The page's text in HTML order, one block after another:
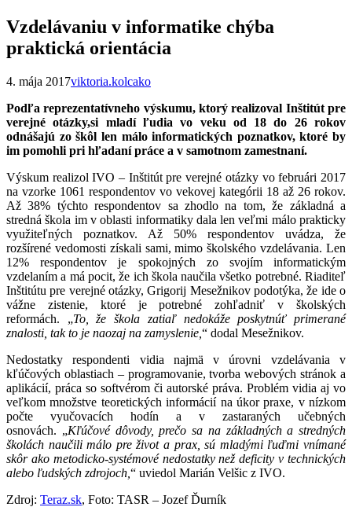
Vzdelávaniu v informatike chýba
praktická orientácia
4. mája 2017viktoria.kolcako
Podľa reprezentatívneho výskumu, ktorý realizoval Inštitút pre
verejné otázky,si mladí ľudia vo veku od 18 do 26 rokov
odnášajú zo škôl len málo informatických poznatkov, ktoré by
im pomohli pri hľadaní práce a v samotnom zamestnaní.
Výskum realizol IVO – Inštitút pre verejné otázky vo februári 2017
na vzorke 1061 respondentov vo vekovej kategórii 18 až 26 rokov.
Až 38% týchto respondentov sa zhodlo na tom, že základná a
stredná škola im v oblasti informatiky dala len veľmi málo prakticky
využiteľných poznatkov. Až 50% respondentov uvádza, že
rozšírené vedomosti získali sami, mimo školského vzdelávania. Len
12% respondentov je spokojných zo svojím informatickým
vzdelaním a má pocit, že ich škola naučila všetko potrebné. Riaditeľ
Inštitútu pre verejné otázky, Grigorij Mesežnikov podotýka, že ide o
vážne zistenie, ktoré je potrebné zohľadniť v školských
reformách. „To, že škola zatiaľ nedokáže poskytnúť primerané
znalosti, tak to je naozaj na zamyslenie, “ dodal Mesežnikov.
Nedostatky respondenti vidia najmä v úrovni vzdelávania v
kľúčových oblastiach – programovanie, tvorba webových stránok a
aplikácií, práca so softvérom či autorské práva. Problém vidia aj vo
veľkom množstve teoretických informácií na úkor praxe, v nízkom
počte vyučovacích hodín a v zastaraných učebných
osnovách. „Kľúčové dôvody, prečo sa na základných a stredných
školách naučili málo pre život a prax, sú mladými ľuďmi vnímané
skôr ako metodicko-systémové nedostatky než deficity v technických
alebo ľudských zdrojoch, “ uviedol Marián Velšic z IVO.
Zdroj: Teraz.sk, Foto: TASR – Jozef Ďurník